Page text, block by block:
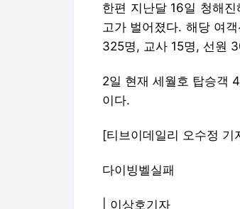
한편 지난달 16일 청해
고가 벌어졌다. 해당 여
325명, 교사 15명, 선원
2일 현재 세월호 탑승객
이다.
[티브이데일리 오수정
다이빙벨실패
이상호기자